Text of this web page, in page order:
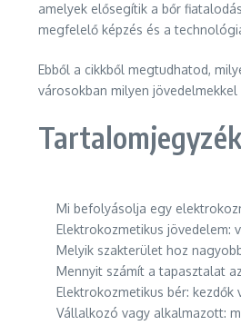
amelyek elősegítik a bőr
megfelelő képzés és a
Ebből a cikkből megtudhatod,
városokban milyen
Tartalomjegyzék
Mi befolyásolja egy
Elektrokozmetikus jövedelem:
Melyik szakterület hoz
Mennyit számít a tapasztalat
Elektrokozmetikus bér: kezdők
Vállalkozó vagy alkalmazott: